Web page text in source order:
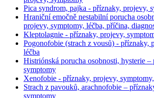
Pica syndrom, pajka - příznaky, projevy,
Hraniční emočně nestabilní porucha
projevy, symptomy, léčba, příčina,
Kleptolagnie - příznaky, projevy,
Pogonofobie (strach z vousů) - příznaky,
léčba
Histriónská porucha osobnosti, hysterie
symptomy
Xenofobie - příznaky, projevy,
Strach z pavouků, arachnofobie –
symptomy